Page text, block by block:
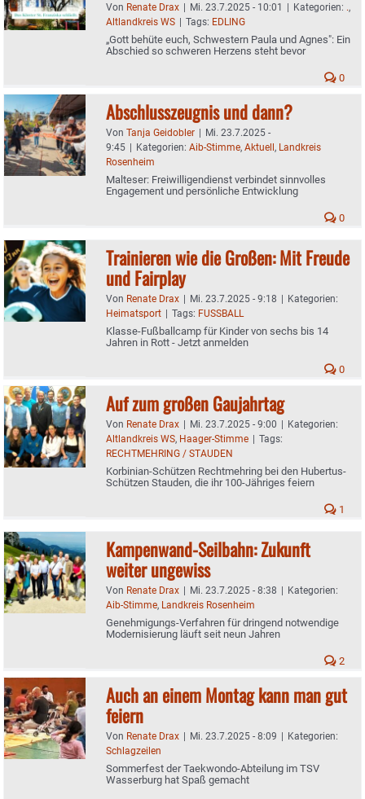
Von Renate Drax | Mi. 23.7.2025 - 10:01 | Kategorien: .,
Altlandkreis WS | Tags: EDLING
„Gott behüte euch, Schwestern Paula und Agnes": Ein
Abschied so schweren Herzens steht bevor
0
Abschlusszeugnis und dann?
Von Tanja Geidobler | Mi. 23.7.2025 -
9:45 | Kategorien: Aib-Stimme, Aktuell, Landkreis
Rosenheim
Malteser: Freiwilligendienst verbindet sinnvolles
Engagement und persönliche Entwicklung
0
Trainieren wie die Großen: Mit Freude
und Fairplay
Von Renate Drax | Mi. 23.7.2025 - 9:18 | Kategorien:
Heimatsport | Tags: FUSSBALL
Klasse-Fußballcamp für Kinder von sechs bis 14
Jahren in Rott - Jetzt anmelden
0
Auf zum großen Gaujahrtag
Von Renate Drax | Mi. 23.7.2025 - 9:00 | Kategorien:
Altlandkreis WS, Haager-Stimme | Tags:
RECHTMEHRING / STAUDEN
Korbinian-Schützen Rechtmehring bei den Hubertus-
Schützen Stauden, die ihr 100-Jähriges feiern
1
Kampenwand-Seilbahn: Zukunft
weiter ungewiss
Von Renate Drax | Mi. 23.7.2025 - 8:38 | Kategorien:
Aib-Stimme, Landkreis Rosenheim
Genehmigungs-Verfahren für dringend notwendige
Modernisierung läuft seit neun Jahren
2
Auch an einem Montag kann man gut
feiern
Von Renate Drax | Mi. 23.7.2025 - 8:09 | Kategorien:
Schlagzeilen
Sommerfest der Taekwondo-Abteilung im TSV
Wasserburg hat Spaß gemacht